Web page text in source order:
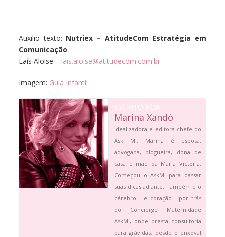
Auxilio texto: Nutriex – AtitudeCom Estratégia em
Comunicação
Laís Aloise – lais.aloise@atitudecom.com.br
Imagem: Guia Infantil
ESCRITO POR
Marina Xandó
Idealizadora e editora chefe do
Ask Mi, Marina é esposa,
advogada, blogueira, dona de
casa e mãe da Maria Victoria.
Começou o AskMi para passar
suas dicas adiante. Também é o
cérebro - e coração - por trás
do Concierge Maternidade
AskMi, onde presta consultoria
para grávidas, desde o enxoval